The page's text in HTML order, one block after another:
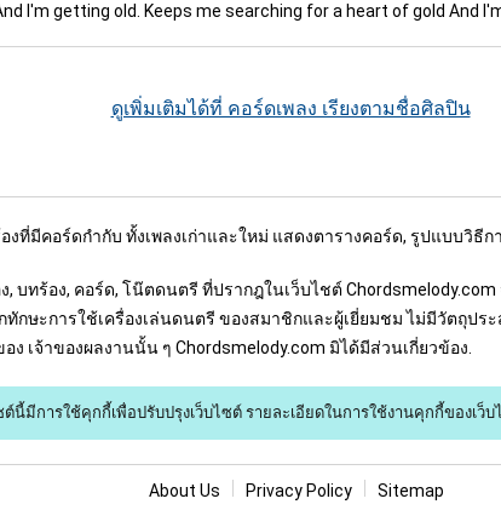
I'm getting old. Keeps me searching for a heart of gold And I'm
ดูเพิ่มเติมได้ที่ คอร์ดเพลง เรียงตามชื่อศิลปิน
งที่มีคอร์ดกำกับ ทั้งเพลงเก่าและใหม่ แสดงตารางคอร์ด, รูปแบบวิธี
บทร้อง, คอร์ด, โน๊ตดนตรี ที่ปรากฎในเว็บไชต์
กษะการใช้เครื่องเล่นดนตรี ของสมาชิกและผู้เยี่ยมชม ไม่มีวัตถุป
เจ้าของผลงานนั้น ๆ Chordsmelody.com มิได้มีส่วนเกี่ยวข้อง.
ต์นี้มีการใช้คุกกี้เพื่อปรับปรุงเว็บไซต์รายละเอียดในการใช้งานคุกกี้ของเว็
About Us Privacy Policy Sitemap